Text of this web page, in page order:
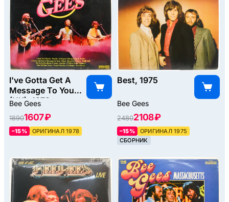
I've Gotta Get A
Message To You
(UK), 1978
Bee Gees
18901607 ₽
–15% ОРИГИНАЛ 1978
Best, 1975
Bee Gees
24802108 ₽
–15%
ОРИГИНАЛ 1975
СБОРНИК